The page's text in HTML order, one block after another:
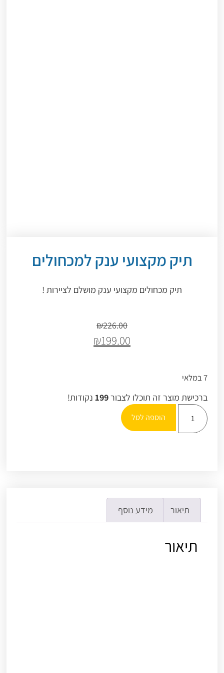
תיק מקצועי ענק למכחולים
תיק מכחולים מקצועי ענק מושלם לציירות !
₪226.00
₪199.00
ברכישת מוצר זה תוכלו לצבור199נקודות!
הוספה לסל
תיאור מידע נוסף
תיאור